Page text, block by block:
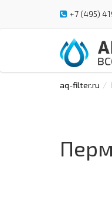
+7 (495)
aq-filter.ru